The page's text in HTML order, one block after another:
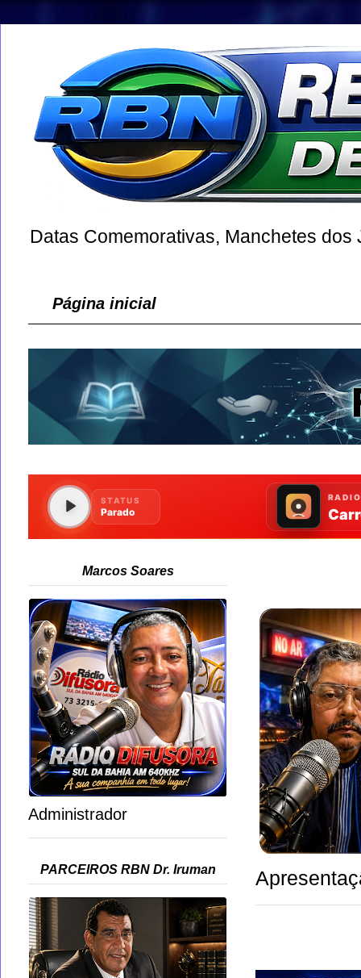
Datas Comemorativas, Manchetes
Página inicial
Marcos Soares
Administrador
PARCEIROS RBN Dr. Iruman